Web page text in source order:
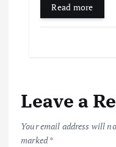
Read more
Leave a
Your email address will
marked*